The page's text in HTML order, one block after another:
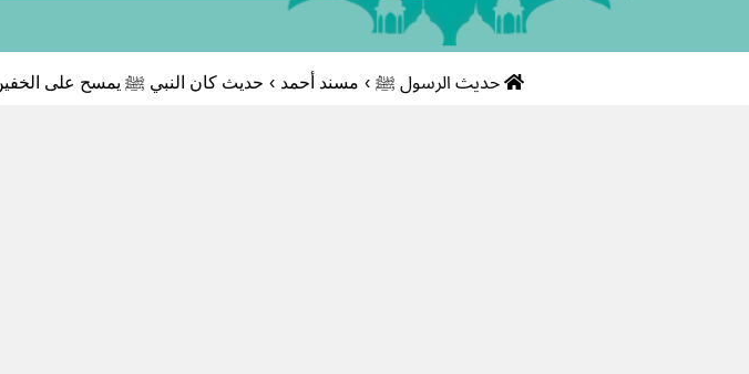
حديث الرسول ﷺ › مسند أحمد › حديث كان النبي ﷺ يمسح على الخفين